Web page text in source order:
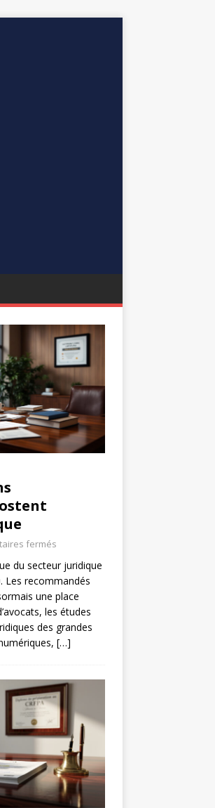
fermés
du secteur juridique
Les recommandés
une place
les études
des grandes
[…]